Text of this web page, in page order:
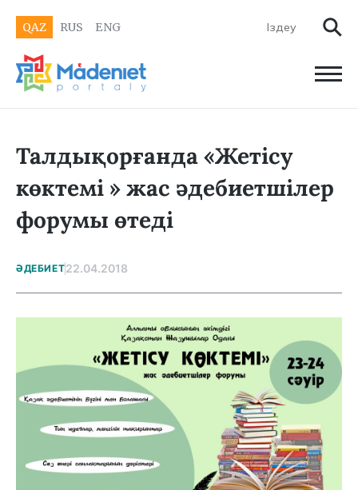
QAZ RUS ENG
Талдықорғанда «Жетісу
көктемі » жас әдебиетшілер
форумы өтеді
ӘДЕБИЕТ22.04.2018